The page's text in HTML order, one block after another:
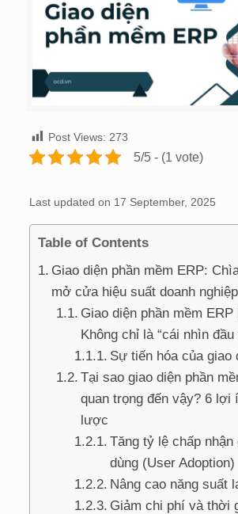
Post Views: 273
5/5 - (1 vote)
Last updated on 17 September, 2025
Table of Contents
Giao diện phần mềm ERP:
mở cửa hiệu suất doanh nghiệp
Giao diện phần mềm ERP
Không chỉ là “cái nhìn đầu
Sự tiến hóa của giao
Tại sao giao diện phần
quan trọng đến vậy? 6 lợi
lược
Tăng tỷ lệ chấp
dùng (User Adoption)
Nâng cao năng suất
Giảm chi phí và thời